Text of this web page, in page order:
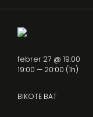
BIKOTE BAT
febrer 27 @ 19:00
19:00 — 20:00 (1h)